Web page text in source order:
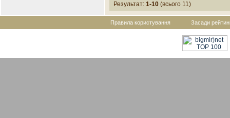
Результат: 1-10 (всього 11)
Правила користування Засади